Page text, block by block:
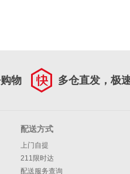
物 多仓直发，极
配送方式
上门自提
211限时达
配送服务查询